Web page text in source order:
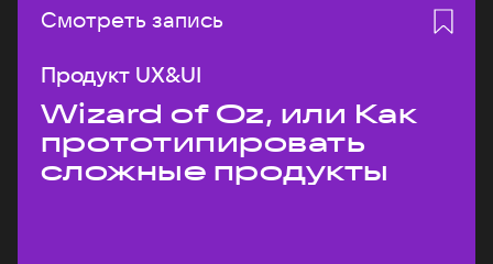
Смотреть запись
Продукт UX&UI
Wizard of Oz, или Как
прототипировать
сложные продукты